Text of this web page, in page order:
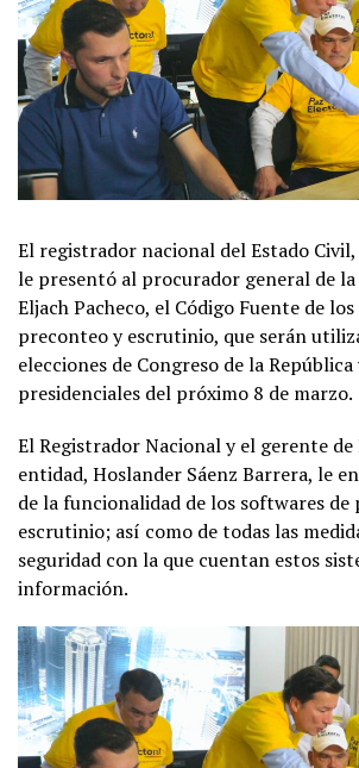
El registrador nacional del Estado
le presentó al procurador general de
Eljach Pacheco, el Código Fuente de
preconteo y escrutinio, que serán
elecciones de Congreso de la
presidenciales del próximo 8 de marzo.
El Registrador Nacional y el gerente
entidad, Hoslander Sáenz Barrera, le
de la funcionalidad de los softwares
escrutinio; así como de todas las
seguridad con la que cuentan estos
información.